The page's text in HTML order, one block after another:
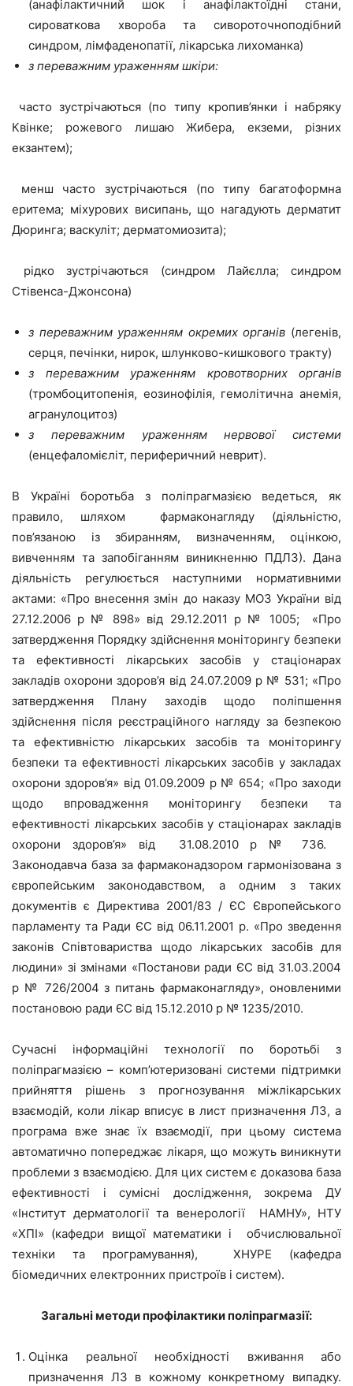
(анафілактичний шок і анафілактоїдні стани,
сироваткова хвороба та сивороточноподібний
синдром, лімфаденопатії, лікарська лихоманка)
з переважним ураженням шкіри:
часто зустрічаються (по типу кропив’янки і набряку
Квінке; рожевого лишаю Жибера, екземи, різних
екзантем);
менш часто зустрічаються (по типу багатоформна
еритема; міхурових висипань, що нагадують дерматит
Дюринга; васкуліт; дерматомиозита);
рідко зустрічаються (синдром Лайєлла; синдром
Стівенса-Джонсона)
з переважним ураженням окремих органів (легенів,
серця, печінки, нирок, шлунково-кишкового тракту)
з переважним ураженням кровотворних органів
(тромбоцитопенія, еозинофілія, гемолітична анемія,
агранулоцитоз)
з переважним ураженням нервової системи
(енцефаломієліт, периферичний неврит).
В Україні боротьба з поліпрагмазією ведеться, як
правило, шляхом фармаконагляду (діяльністю,
пов’язаною із збиранням, визначенням, оцінкою,
вивченням та запобіганням виникненню ПДЛЗ). Дана
діяльність регулюється наступними нормативними
актами: «Про внесення змін до наказу МОЗ України від
27.12.2006 р № 898» від 29.12.2011 р № 1005; «Про
затвердження Порядку здійснення моніторингу безпеки
та ефективності лікарських засобів у стаціонарах
закладів охорони здоров’я від 24.07.2009 р № 531; «Про
затвердження Плану заходів щодо поліпшення
здійснення після реєстраційного нагляду за безпекою
та ефективністю лікарських засобів та моніторингу
безпеки та ефективності лікарських засобів у закладах
охорони здоров’я» від 01.09.2009 р № 654; «Про заходи
щодо впровадження моніторингу безпеки та
ефективності лікарських засобів у стаціонарах закладів
охорони здоров’я» від 31.08.2010 р № 736.
Законодавча база за фармаконадзором гармонізована з
європейським законодавством, а одним з таких
документів є Директива 2001/83 / ЄС Європейського
парламенту та Ради ЄС від 06.11.2001 р. «Про зведення
законів Співтовариства щодо лікарських засобів для
людини» зі змінами «Постанови ради ЄС від 31.03.2004
р № 726/2004 з питань фармаконагляду», оновленими
постановою ради ЄС від 15.12.2010 р № 1235/2010.
Сучасні інформаційні технології по боротьбі з
поліпрагмазією – комп’ютеризовані системи підтримки
прийняття рішень з прогнозування міжлікарських
взаємодій, коли лікар вписує в лист призначення ЛЗ, а
програма вже знає їх взаємодії, при цьому система
автоматично попереджає лікаря, що можуть виникнути
проблеми з взаємодією. Для цих систем є доказова база
ефективності і сумісні дослідження, зокрема ДУ
«Інститут дерматології та венерології НАМНУ», НТУ
«ХПІ» (кафедри вищої математики і обчислювальної
техніки та програмування), ХНУРЕ (кафедра
біомедичних електронних пристроїв і систем).
Загальні методи профілактики поліпрагмазії:
Оцінка реальної необхідності вживання або
призначення ЛЗ в кожному конкретному випадку.